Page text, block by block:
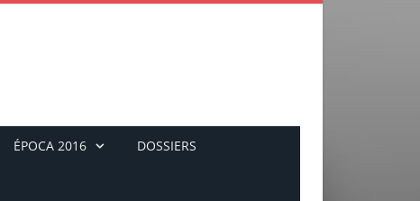
ÉPOCA 2016 DOSSIERS